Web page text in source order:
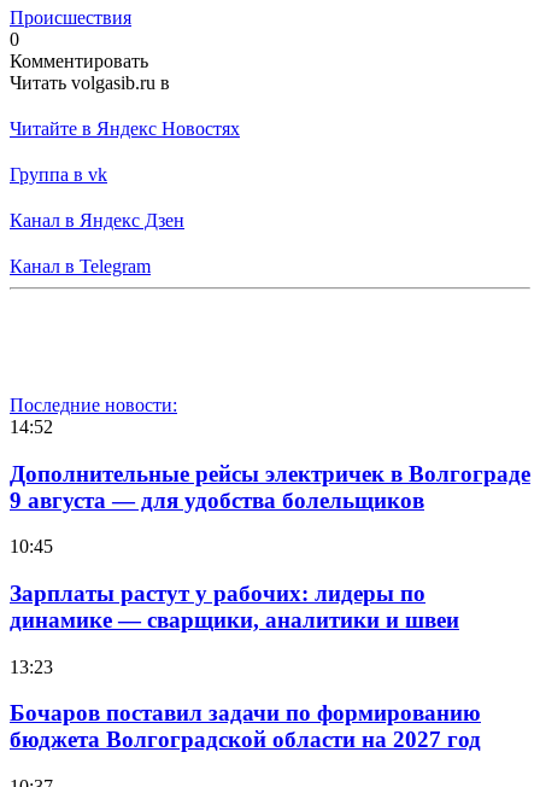
Происшествия
0
Комментировать
Читать volgasib.ru в
Читайте в Яндекс Новостях
Группа в vk
Канал в Яндекс Дзен
Канал в Telegram
Последние новости:
14:52
Дополнительные рейсы электричек в Волгограде
9 августа — для удобства болельщиков
10:45
Зарплаты растут у рабочих: лидеры по
динамике — сварщики, аналитики и швеи
13:23
Бочаров поставил задачи по формированию
бюджета Волгоградской области на 2027 год